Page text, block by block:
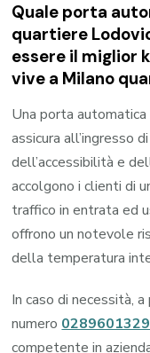
Quale porta
quartiere
essere il miglior
vive a Milano
Una porta
assicura all’ingresso
dell’accessibilità e
accolgono i clienti di
traffico in entrata ed
offrono un notevole
della temperatura
In caso di necessità,
numero 0289601329
competente in